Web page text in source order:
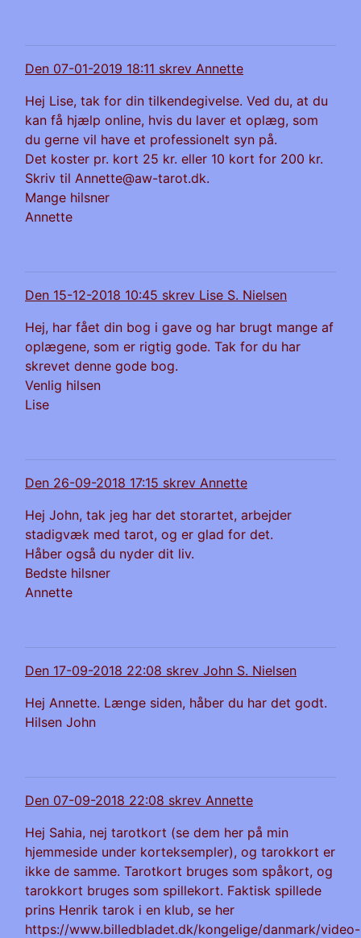
Den 07-01-2019 18:11 skrev Annette
Hej Lise, tak for din tilkendegivelse. Ved du, at du
kan få hjælp online, hvis du laver et oplæg, som
du gerne vil have et professionelt syn på.
Det koster pr. kort 25 kr. eller 10 kort for 200 kr.
Skriv til Annette@aw-tarot.dk.
Mange hilsner
Annette
Den 15-12-2018 10:45 skrev Lise S. Nielsen
Hej, har fået din bog i gave og har brugt mange af
oplægene, som er rigtig gode. Tak for du har
skrevet denne gode bog.
Venlig hilsen
Lise
Den 26-09-2018 17:15 skrev Annette
Hej John, tak jeg har det storartet, arbejder
stadigvæk med tarot, og er glad for det.
Håber også du nyder dit liv.
Bedste hilsner
Annette
Den 17-09-2018 22:08 skrev John S. Nielsen
Hej Annette. Længe siden, håber du har det godt.
Hilsen John
Den 07-09-2018 22:08 skrev Annette
Hej Sahia, nej tarotkort (se dem her på min
hjemmeside under korteksempler), og tarokkort er
ikke de samme. Tarotkort bruges som spåkort, og
tarokkort bruges som spillekort. Faktisk spillede
prins Henrik tarok i en klub, se her
https://www.billedbladet.dk/kongelige/danmark/video-